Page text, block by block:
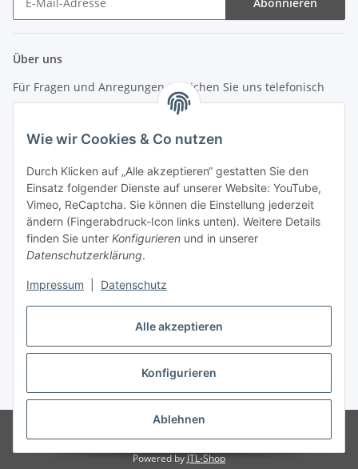
Alle akzeptieren
Konfigurieren
Ablehnen
Wie wir Cookies & Co nutzen
Durch Klicken auf „Alle akzeptieren“ gestatten Sie den
Einsatz folgender Dienste auf unserer Website: YouTube,
Vimeo, ReCaptcha. Sie können die Einstellung jederzeit
ändern (Fingerabdruck-Icon links unten). Weitere Details
finden Sie unter Konfigurieren und in unserer
Datenschutzerklärung.
Impressum Datenschutz
Über uns
Für Fragen und Anregungen erreichen Sie uns telefonisch
info (at) zweitedel.de
Informationen
Gesetzliche Informationen
* Alle Preise inkl. gesetzlicher USt., zzgl.Versand
Zweitedel
Powered byJTL-Shop